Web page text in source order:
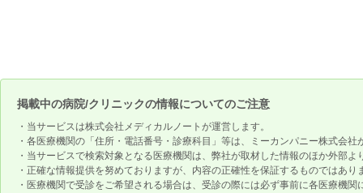
掲載中の病院/クリニックの情報についてのご注意
・当サービスは株式会社メディカルノートが運営します。
・各医療機関の「住所・電話番号・診療科目」等は、ミーカンパニー株式会
・当サービスで検索対象となる医療機関は、弊社が取材した情報のほか外部
・正確な情報提供を努めておりますが、内容の正確性を保証するものではあり
・医療機関で受診をご希望される場合は、受診の際には必ず事前に各医療機